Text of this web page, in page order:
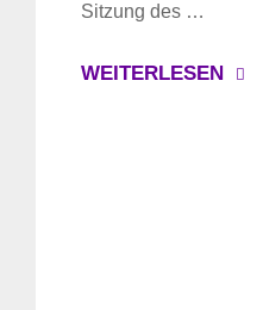
Sitzung des …
WEITERLESEN